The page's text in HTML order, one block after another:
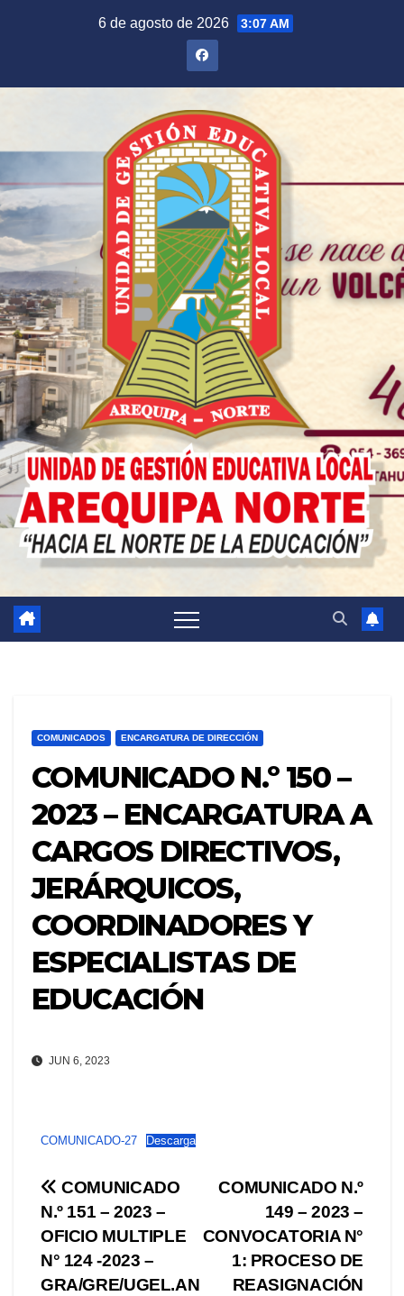
6 de agosto de 2026 3:07 AM
COMUNICADOS ENCARGATURA DE DIRECCIÓN
COMUNICADO N.º 150 –
2023 – ENCARGATURA A
CARGOS DIRECTIVOS,
JERÁRQUICOS,
COORDINADORES Y
ESPECIALISTAS DE
EDUCACIÓN
JUN 6, 2023
COMUNICADO-27 Descarga
Navegación
de
entradas
COMUNICADO N.º
149 – 2023 –
CONVOCATORIA N°
1: PROCESO DE
REASIGNACIÓN
COMUNICADO
N.º 151 – 2023 –
OFICIO MULTIPLE
N° 124 -2023 –
GRA/GRE/UGEL.AN